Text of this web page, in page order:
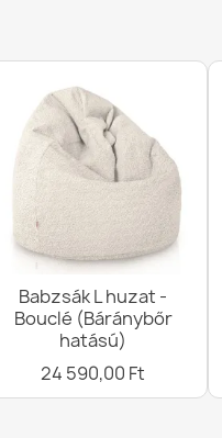
Babzsák L huzat -
Bouclé (Báránybőr
hatású)
24 590,00 Ft